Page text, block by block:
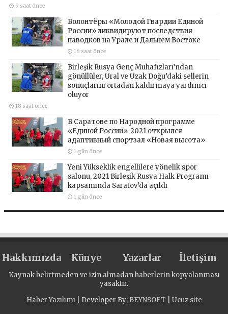
9 saat önce
Волонтёры «Молодой Гвардии Единой
России» ликвидируют последствия
паводков на Урале и Дальнем Востоке
16 saat önce
Birleşik Rusya Genç Muhafızları’ndan
gönüllüler, Ural ve Uzak Doğu’daki sellerin
sonuçlarını ortadan kaldırmaya yardımcı
oluyor
18 saat önce
В Саратове по Народной программе
«Единой России»-2021 открылся
адаптивный спортзал «Новая высота»
1 gün önce
Yeni Yükseklik engellilere yönelik spor
salonu, 2021 Birleşik Rusya Halk Programı
kapsamında Saratov’da açıldı
1 gün önce
Hakkımızda Künye Yazarlar İletişim
Kaynak belirtmeden ve izin almadan haberlerin kopyalanması
yasaktır.
Haber Yazılımı| Developer By; BEYNSOFT Ucuz site